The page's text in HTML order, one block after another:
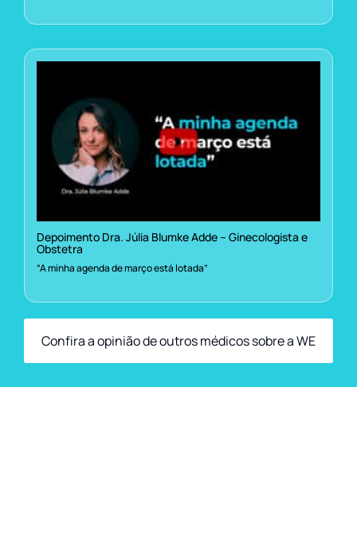
Depoimento Dra. Júlia Blumke Adde – Ginecologista e
Obstetra
“A minha agenda de março está lotada”
Confira a opinião de outros médicos sobre a WE